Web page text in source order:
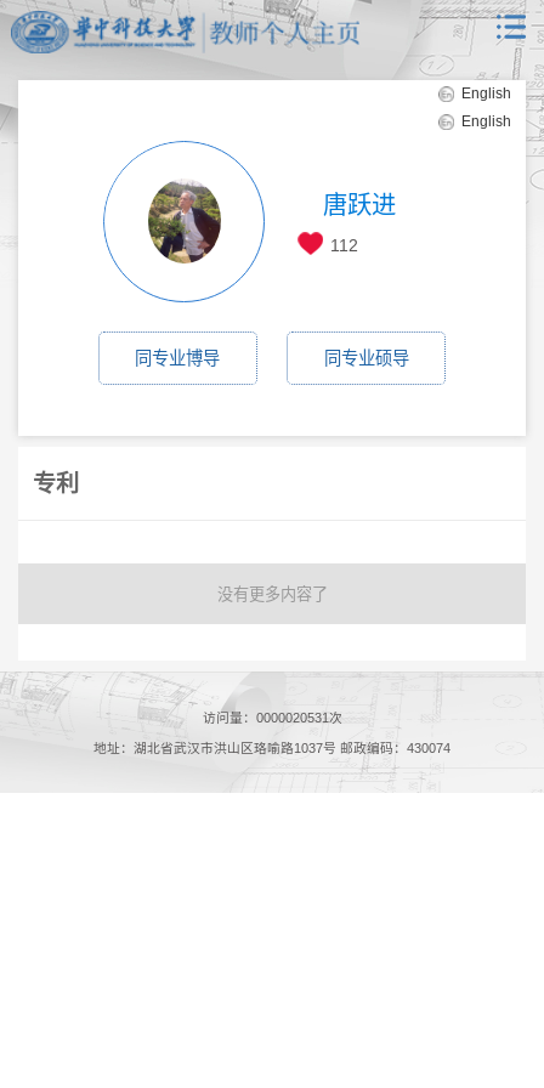
English
English
唐跃进
112
同专业博导 同专业硕导
专利
没有更多内容了
访问量： 0000020531 次
地址：湖北省武汉市洪山区珞喻路1037号 邮政编码：430074